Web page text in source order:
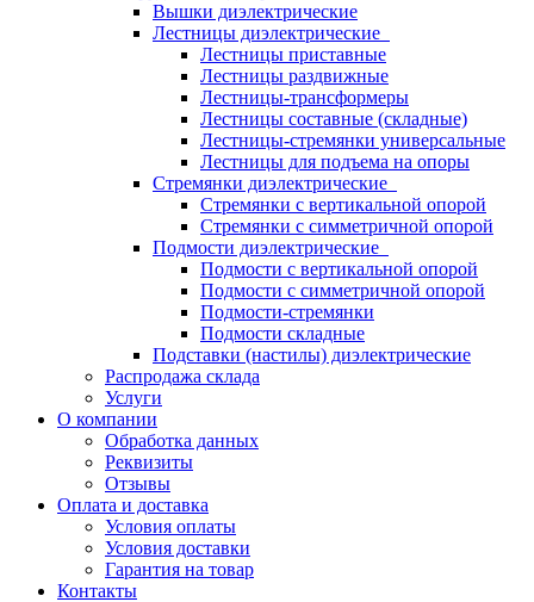
Вышки диэлектрические
Лестницы диэлектрические
Лестницы приставные
Лестницы раздвижные
Лестницы-трансформеры
Лестницы составные (складные)
Лестницы-стремянки универсальные
Лестницы для подъема на опоры
Стремянки диэлектрические
Стремянки с вертикальной опорой
Стремянки с симметричной опорой
Подмости диэлектрические
Подмости с вертикальной опорой
Подмости с симметричной опорой
Подмости-стремянки
Подмости складные
Подставки (настилы) диэлектрические
Распродажа склада
Услуги
О компании
Обработка данных
Реквизиты
Отзывы
Оплата и доставка
Условия оплаты
Условия доставки
Гарантия на товар
Контакты